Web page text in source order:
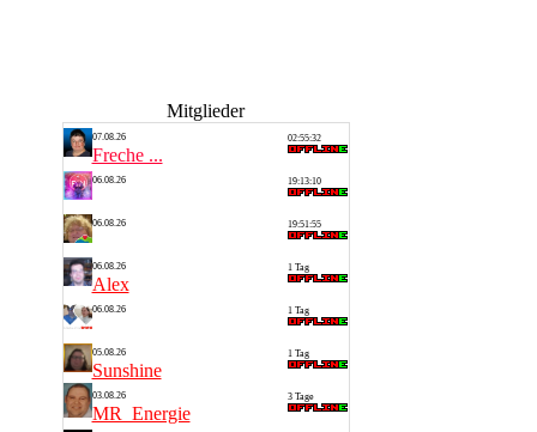
Mitglieder
07.08.26
Freche ...
02:55:32
06.08.26
Thomas
19:13:10
06.08.26
Silvia
19:51:55
06.08.26
Alex
1 Tag
06.08.26
Saarlan...
1 Tag
05.08.26
Sunshine
1 Tag
03.08.26
MR_Energie
3 Tage